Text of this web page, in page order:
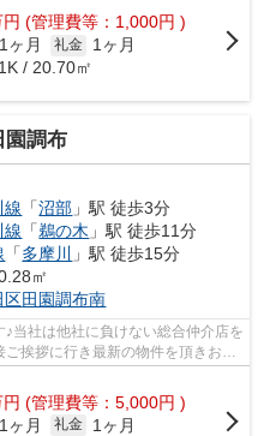
円 (管理費等：1,000円 )
1ヶ月 礼金
1ヶ月
/ 20.70㎡
園調布
線 「沼部 」駅 徒歩3分
線 「鵜の木 」駅 徒歩11分
「多摩川
」駅 徒歩15分
㎡
区田園調布南
当社は他社に負けない総合仲介店を
挨拶に行き最新の物件を頂きお客
円 (管理費等：5,000円 )
1ヶ月 礼金
1ヶ月